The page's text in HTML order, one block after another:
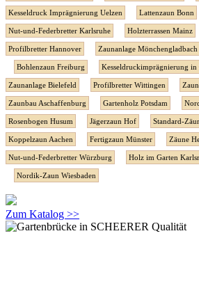
Kesseldruck Imprägnierung Uelzen Lattenzaun Bonn
Nut-und-Federbretter Karlsruhe Holzterrassen Mainz
Profilbretter Hannover Zaunanlage Mönchengladbach
Bohlenzaun Freiburg Kesseldruckimprägnierung in
Zaunanlage Bielefeld Profilbretter Wittingen
Zaunbau Aschaffenburg Gartenholz Potsdam
Rosenbogen Husum Jägerzaun Hof Standard-
Koppelzaun Aachen Fertigzaun Münster Zäune
Nut-und-Federbretter Würzburg Holz im Garten
Nordik-Zaun Wiesbaden
Zum Katalog >>